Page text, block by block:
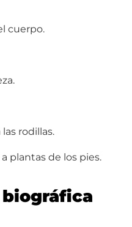
cuerpo.
rodillas.
plantas de los pies.
biográfica